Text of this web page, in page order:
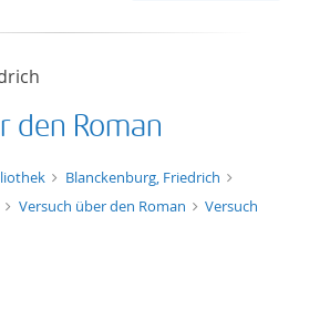
title descending
format ascending
den Roman
Blanckenburg, Friedrich
Versuch über den Roman
Versuch